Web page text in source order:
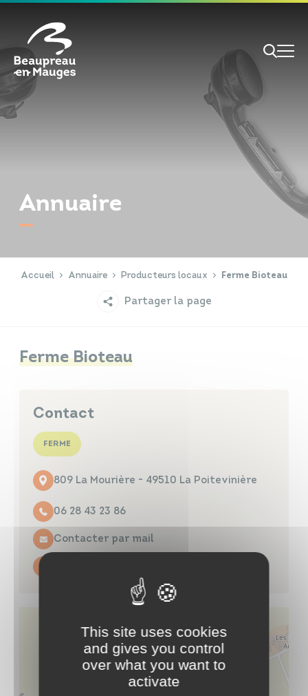
RECHERCHE
Annuaire
Accueil Annuaire Producteurs locaux Ferme Bioteau
Partager la page
Ferme Bioteau
Contact
FERME
809 La Mourière - 49510 La Poitevinière
06 28 43 23 86
Contacter par mail
Annuaires
Cookies management panel
This site uses cookies
and gives you control
over what you want to
activate